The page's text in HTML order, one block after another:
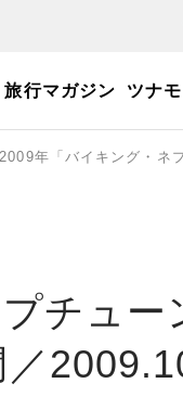
旅行マガジン ツナモ
2009年「バイキング・ネ
チュ